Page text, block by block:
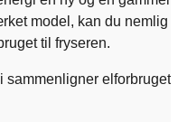
model, kan du nemlig
til fryseren.
sammenligner elforbruget